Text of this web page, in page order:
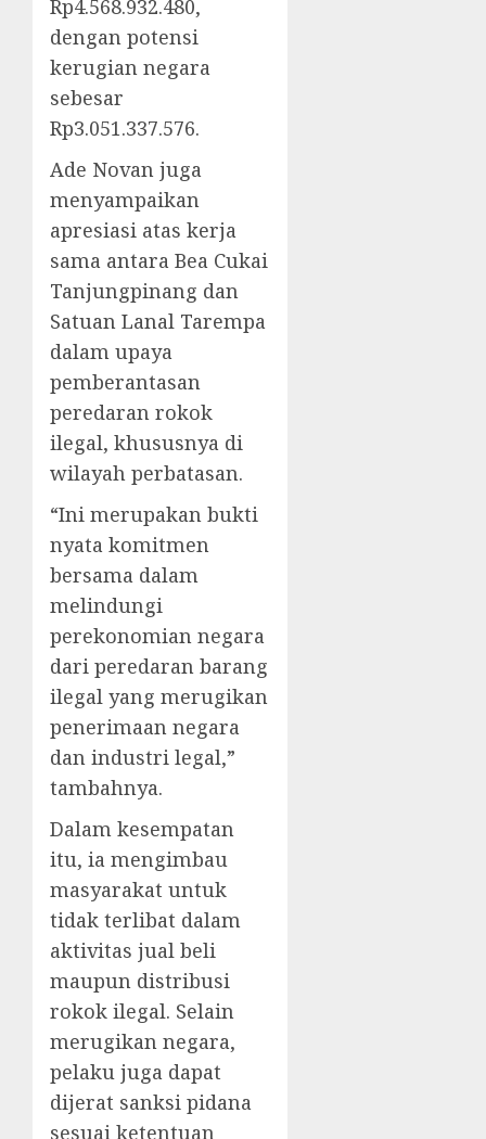
Rp4.568.932.480,
dengan potensi
kerugian negara
sebesar
Rp3.051.337.576.
Ade Novan juga
menyampaikan
apresiasi atas kerja
sama antara Bea Cukai
Tanjungpinang dan
Satuan Lanal Tarempa
dalam upaya
pemberantasan
peredaran rokok
ilegal, khususnya di
wilayah perbatasan.
“Ini merupakan bukti
nyata komitmen
bersama dalam
melindungi
perekonomian negara
dari peredaran barang
ilegal yang merugikan
penerimaan negara
dan industri legal,”
tambahnya.
Dalam kesempatan
itu, ia mengimbau
masyarakat untuk
tidak terlibat dalam
aktivitas jual beli
maupun distribusi
rokok ilegal. Selain
merugikan negara,
pelaku juga dapat
dijerat sanksi pidana
sesuai ketentuan